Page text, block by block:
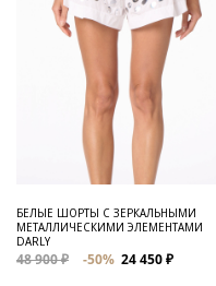
БЕЛЫЕ ШОРТЫ С ЗЕРКАЛЬНЫМИ
МЕТАЛЛИЧЕСКИМИ ЭЛЕМЕНТАМИ
DARLY
48 900 ₽ -50% 24 450 ₽